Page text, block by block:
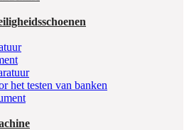
het testen van banken